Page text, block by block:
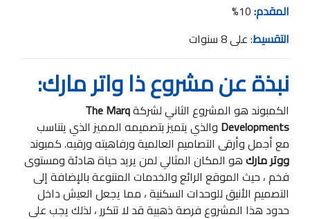
المقدم:
10%
التقسيط: على 8 سنوات
نبذة عن مشروع ذا واتر مارك:
الكمبوند هو المشروع الثاني لشركةThe Marq
Developments والذي يتميز بتصميمه المميز الذي يتناسب
مع أجمل وأرقى التصاميم العالمية ورفاهيته ورقيه. كمبوند
ووتر ماركهو المكان المثالي لمن يريد حياة هادئة ومستوى
فخم ، حيث الموقع الرائع والخدمات المتنوعة بالإضافة إلى
التصميم الأنيق للوحدات السكنية ، مما يجعل العيش داخل
حدود هذا المشروع فرصة ذهبية قد لا تتكرر ، لذلك يجب على